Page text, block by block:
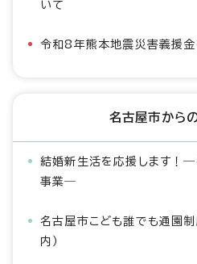
いて
令和8年熊本地震災害義援金
名古屋市から
結婚新生活を応援します！
事業―
名古屋市こども誰でも通園
内）